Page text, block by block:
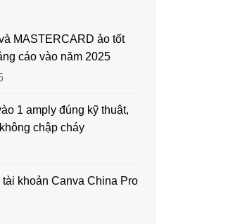
MASTERCARD ảo tốt
cáo vào năm 2025
1 amply đúng kỹ thuật,
chập cháy
khoản Canva China Pro